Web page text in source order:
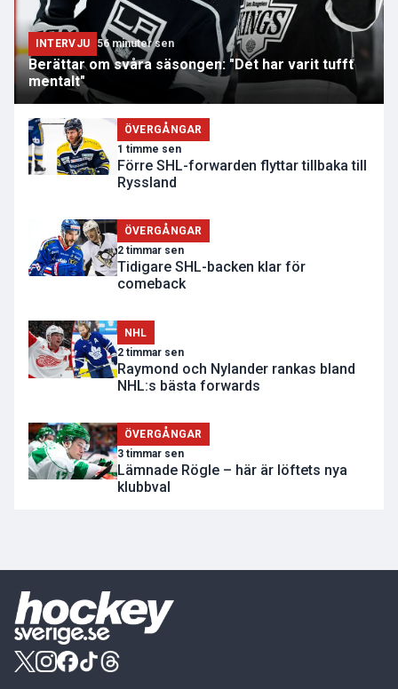
INTERVJU 56 minuter sen
Berättar om svåra säsongen: "Det har varit tufft
mentalt"
ÖVERGÅNGAR
1 timme sen
Förre SHL-forwarden flyttar tillbaka till
Ryssland
ÖVERGÅNGAR
2 timmar sen
Tidigare SHL-backen klar för
comeback
NHL
2 timmar sen
Raymond och Nylander rankas bland
NHL:s bästa forwards
ÖVERGÅNGAR
3 timmar sen
Lämnade Rögle – här är löftets nya
klubbval